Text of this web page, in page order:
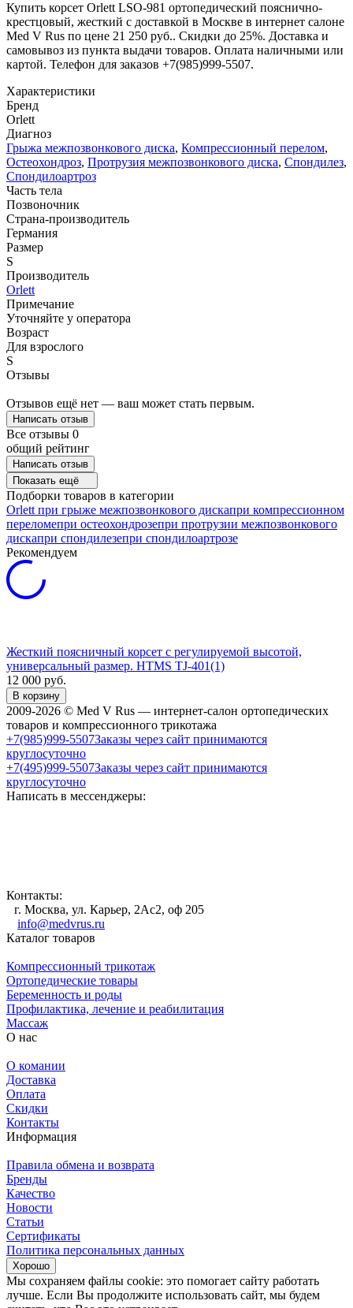
Купить корсет Orlett LSO-981 ортопедический пояснично-
крестцовый, жесткий с доставкой в Москве в интернет салоне
Med V Rus по цене 21 250 руб.. Скидки до 25%. Доставка и
самовывоз из пункта выдачи товаров. Оплата наличными или
картой. Телефон для заказов +7(985)999-5507.
Характеристики
Бренд
Orlett
Диагноз
Грыжа межпозвонкового диска, Компрессионный перелом,
Остеохондроз, Протрузия межпозвонкового диска, Спондилез,
Спондилоартроз
Часть тела
Позвоночник
Страна-производитель
Германия
Размер
S
Производитель
Orlett
Примечание
Уточняйте у оператора
Возраст
Для взрослого
S
Отзывы
Отзывов ещё нет — ваш может стать первым.
Написать отзыв
Все отзывы 0
общий рейтинг
Написать отзыв
Показать ещё
Подборки товаров в категории
Orlett при грыже межпозвонкового дискапри компрессионном
переломепри остеохондрозепри протрузии межпозвонкового
дискапри спондилезепри спондилоартрозе
Рекомендуем
Жесткий поясничный корсет с регулируемой высотой,
универсальный размер. HTMS TJ-401(1)
12 000 руб.
В корзину
2009-2026 © Med V Rus — интернет-салон ортопедических
товаров и компрессионного трикотажа
+7(985)999-5507Заказы через сайт принимаются
круглосуточно
+7(495)999-5507Заказы через сайт принимаются
круглосуточно
Написать в мессенджеры:
Контакты:
г. Москва, ул. Карьер, 2Ас2, оф 205
info@medvrus.ru
Каталог товаров
Компрессионный трикотаж
Ортопедические товары
Беременность и роды
Профилактика, лечение и реабилитация
Массаж
О нас
О комании
Доставка
Оплата
Скидки
Контакты
Информация
Правила обмена и возврата
Бренды
Качество
Новости
Статьи
Сертификаты
Политика персональных данных
Хорошо
Мы сохраняем файлы cookie: это помогает сайту работать
лучше. Если Вы продолжите использовать сайт, мы будем